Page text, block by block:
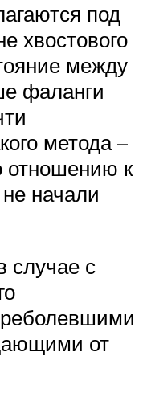
под
хвостового
между
фаланги
метода –
отношению к
начали
случае с
от